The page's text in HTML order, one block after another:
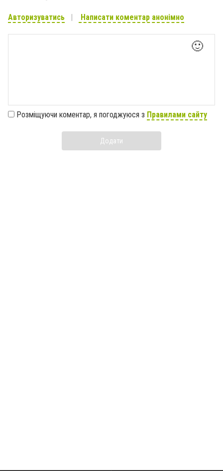
Авторизуватись Написати коментар анонімно
🙂
Розміщуючи коментар, я погоджуюся з Правилами сайту
Додати